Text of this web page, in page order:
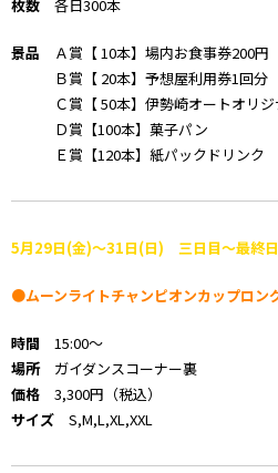
枚数 各日300本
景品 Ａ賞【 10本】場内お食事券200円
Ｂ賞【 20本】予想屋利用券1回分
Ｃ賞【 50本】伊勢崎オートオリジ
Ｄ賞【100本】菓子パン
Ｅ賞【120本】紙パックドリンク
5月29日(金)～31日(日) 三日目～最終日
●ムーンライトチャンピオンカップロン
時間 15:00～
場所ガイダンスコーナー裏
価格 3,300円（税込）
サイズ S,M,L,XL,XXL